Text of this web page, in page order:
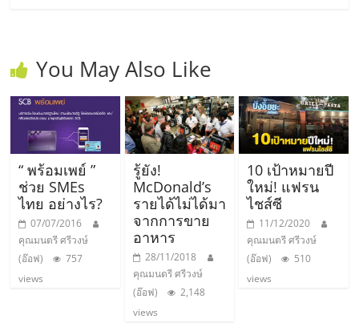
You May Also Like
“ พร้อมเพย์ ”
ช่วย SMEs
ไทย อย่างไร?
07/07/2016
คุณมนตรี ศรีวงษ์
(อ๊อฟ)
757
views
รู้ยัง!
McDonald’s
รายได้ไม่ได้มา
จากการขาย
อาหาร
28/11/2018
คุณมนตรี ศรีวงษ์
(อ๊อฟ)
2,148
views
10 เป้าหมายปี
ใหม่! แฟรน
ไชส์ซี
11/12/2020
คุณมนตรี ศรีวงษ์
(อ๊อฟ)
510
views